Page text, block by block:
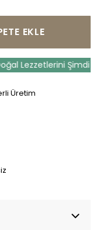
EKLE
Lezzetlerini Şimdi
Üretim